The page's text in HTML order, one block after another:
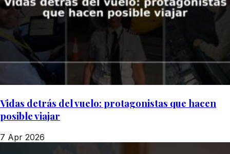
Vidas detrás del vuelo: protagonistas que hacen
posible viajar
7 Apr 2026